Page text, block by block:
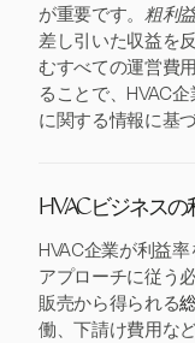
が重要です。粗利
差し引いた収益を
むすべての運営費
ることで、HVAC
に関する情報に基
HVACビジネスの
HVAC企業が利益
アプローチに従う
販売から得られる
働、下請け費用な